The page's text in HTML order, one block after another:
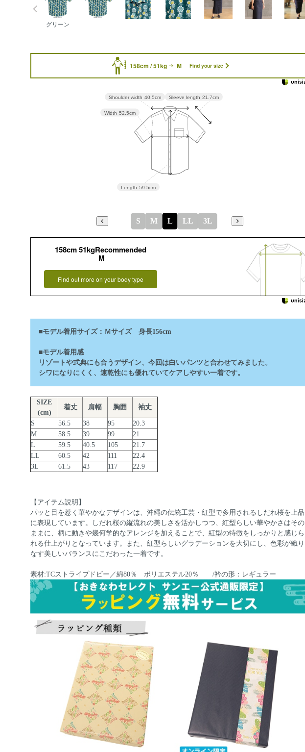
グリーン
158cm / 51kg M Find your size
Sleeve length 21.7cm
Length 59.5cm
Width 52.5cm
Shoulder width 40.5cm
S M L LL 3L
158cm 51kgRecommended
M
Find out more on your body type
■モデル着用サイズ：Ｍサイズ 身長156cm
■モデル着用感
リゾートや式典にも合うデザイン、今回は白いパンツと合わせてみました。
シワになりにくく、速乾性にも優れていてケアしやすい一着です。
SIZE
(cm)
着丈 肩幅 胸囲 袖丈
S 56.5 38 95
20.3
M
58.5 39 99
21
L
59.5 40.5 105
21.7
LL
60.5 42 111
22.4
3L
61.5 43 117 22.9
【アイテム説明】
パッと目を惹く華やかなデザインは、沖縄の伝統工芸・紅型で多用されるしだれ桜を上品
に表現しています。しだれ桜の縦流れの美しさを活かしつつ、紅型らしい華やかさはその
ままに、柄に動きや幾何学的なアレンジを加えることで、紅型の特徴をしっかりと感じら
れる仕上がりとなっています。また、紅型らしいグラデーションを大切にし、色彩が織り
なす美しいバランスにこだわった一着です。
素材:TCストライプドビー／綿80％ ポリエステル20％ /衿の形：レギュラー